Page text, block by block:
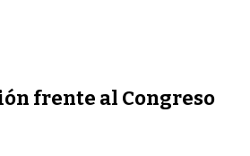
frente al Congreso